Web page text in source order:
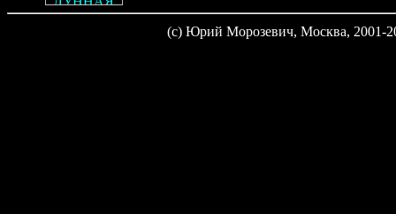
(c) Юрий Морозевич, Москва, 2001-